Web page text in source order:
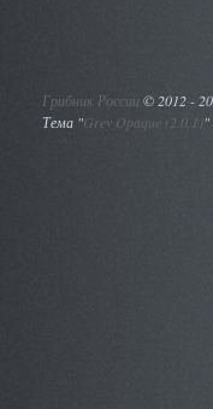
Грибник России ©2012 -
Тема "Grey Opaque (2.0.1)"